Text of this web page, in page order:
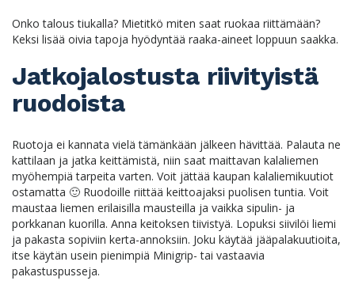
Onko talous tiukalla? Mietitkö miten saat ruokaa riittämään?
Keksi lisää oivia tapoja hyödyntää raaka-aineet loppuun saakka.
Jatkojalostusta riivityistä
ruodoista
Ruotoja ei kannata vielä tämänkään jälkeen hävittää. Palauta ne
kattilaan ja jatka keittämistä, niin saat maittavan kalaliemen
myöhempiä tarpeita varten. Voit jättää kaupan kalaliemikuutiot
ostamatta 🙂 Ruodoille riittää keittoajaksi puolisen tuntia. Voit
maustaa liemen erilaisilla mausteilla ja vaikka sipulin- ja
porkkanan kuorilla. Anna keitoksen tiivistyä. Lopuksi siivilöi liemi
ja pakasta sopiviin kerta-annoksiin. Joku käytää jääpalakuutioita,
itse käytän usein pienimpiä Minigrip- tai vastaavia
pakastuspusseja.